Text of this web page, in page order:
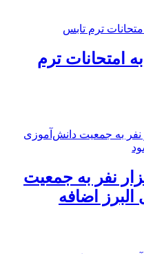
امتحانات ترم
۱۲ هزار نفر به جمعیت
اضافه